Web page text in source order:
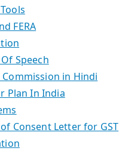
FERA
Speech
Commission in Hindi
Plan In India
Consent Letter for GST